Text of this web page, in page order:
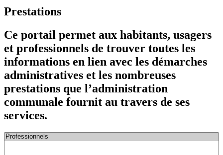
Prestations
Ce portail permet aux habitants, usagers
et professionnels de trouver toutes les
informations en lien avec les démarches
administratives et les nombreuses
prestations que l’administration
communale fournit au travers de ses
services.